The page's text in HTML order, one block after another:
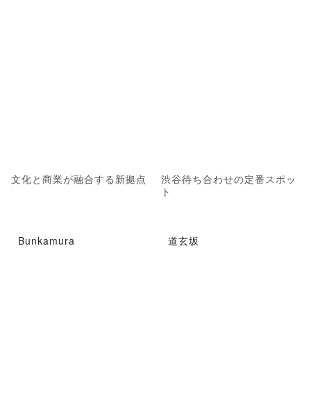
文化と商業が融合する新拠点
渋谷待ち合わせの定番スポッ
ト
Bunkamura 道玄坂